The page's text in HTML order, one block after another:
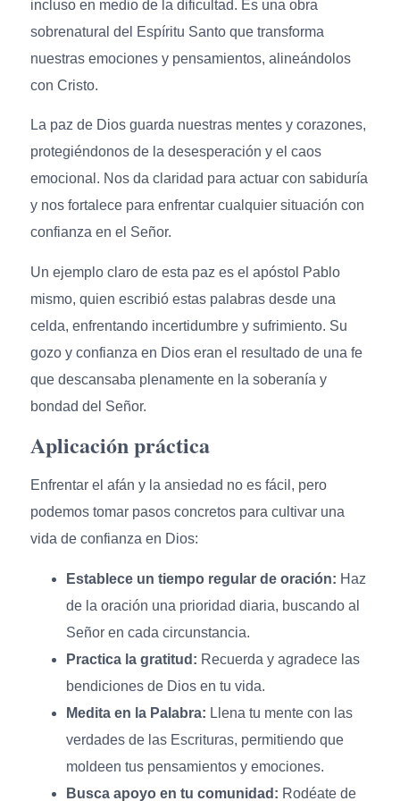
incluso en medio de la dificultad. Es una obra
sobrenatural del Espíritu Santo que transforma
nuestras emociones y pensamientos, alineándolos
con Cristo.
La paz de Dios guarda nuestras mentes y corazones,
protegiéndonos de la desesperación y el caos
emocional. Nos da claridad para actuar con sabiduría
y nos fortalece para enfrentar cualquier situación con
confianza en el Señor.
Un ejemplo claro de esta paz es el apóstol Pablo
mismo, quien escribió estas palabras desde una
celda, enfrentando incertidumbre y sufrimiento. Su
gozo y confianza en Dios eran el resultado de una fe
que descansaba plenamente en la soberanía y
bondad del Señor.
Aplicación práctica
Enfrentar el afán y la ansiedad no es fácil, pero
podemos tomar pasos concretos para cultivar una
vida de confianza en Dios:
Establece un tiempo regular de oración: Haz
de la oración una prioridad diaria, buscando al
Señor en cada circunstancia.
Practica la gratitud: Recuerda y agradece las
bendiciones de Dios en tu vida.
Medita en la Palabra: Llena tu mente con las
verdades de las Escrituras, permitiendo que
moldeen tus pensamientos y emociones.
Busca apoyo en tu comunidad: Rodéate de